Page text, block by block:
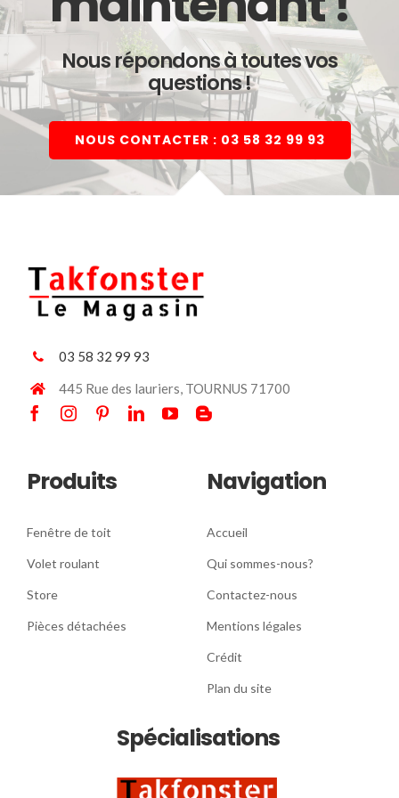
Nous répondons à toutes vos
questions !
NOUS CONTACTER : 03 58 32 99 93
03 58 32 99 93
445 Rue des lauriers, TOURNUS 71700
Produits
Fenêtre de toit
Volet roulant
Store
Pièces détachées
Navigation
Accueil
Qui sommes-nous?
Contactez-nous
Mentions légales
Crédit
Plan du site
Spécialisations